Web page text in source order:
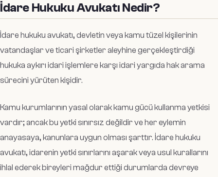
İdare Hukuku Avukatı Nedir?
İdare hukuku avukatı, devletin veya kamu tüzel kişilerinin
vatandaşlar ve ticari şirketler aleyhine gerçekleştirdiği
hukuka aykırı idari işlemlere karşı idari yargıda hak arama
sürecini yürüten kişidir.
Kamu kurumlarının yasal olarak kamu gücü kullanma yetkisi
vardır; ancak bu yetki sınırsız değildir ve her eylemin
anayasaya, kanunlara uygun olması şarttır. İdare hukuku
avukatı, idarenin yetki sınırlarını aşarak veya usul kurallarını
ihlal ederek bireyleri mağdur ettiği durumlarda devreye